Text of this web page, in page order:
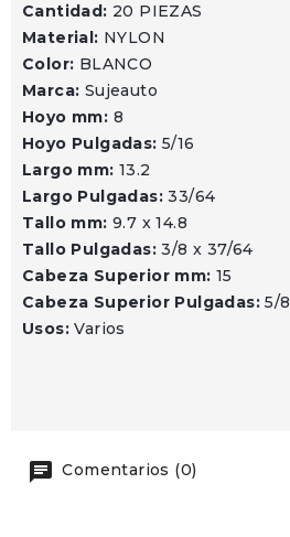
Cantidad: 20 PIEZAS
Material: NYLON
Color: BLANCO
Marca: Sujeauto
Hoyo mm: 8
Hoyo Pulgadas: 5/16
Largo mm: 13.2
Largo Pulgadas:33/64
Tallo mm: 9.7 x 14.8
Tallo Pulgadas:3/8 x 37/64
Cabeza Superior mm: 15
Cabeza Superior Pulgadas:5/8
Usos: Varios
Comentarios (0)